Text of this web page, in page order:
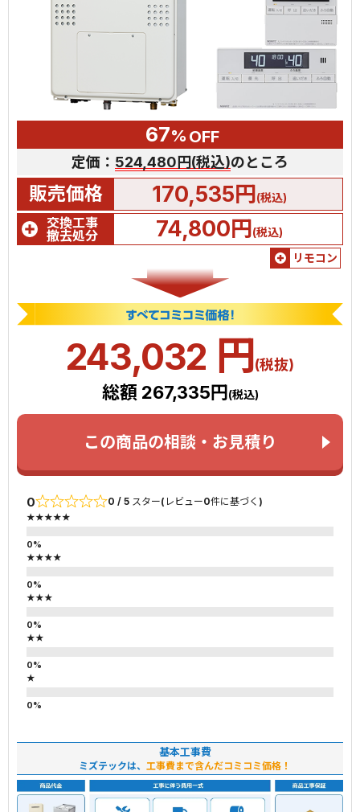
67% OFF
定価： 524,480円(税込)のところ
販売価格 170,535円(税込)
交換工事
撤去処分
74,800円(税込)
リモコン
243,032 円(税抜)
総額 267,335円 (税込)
この商品の相談・お見積り
0 0 / 5 スター(レビュー0件に基づく)
★★★★★
★★★★
★★★
★★
★
基本工事費
ミズテックは、 工事費まで含んだコミコミ価格！